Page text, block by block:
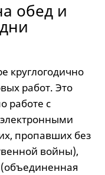
обед и
круглогодично
работ. Это
работе с
пропавших без
войны),
(объединенная